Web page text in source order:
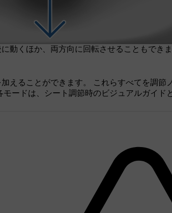
動くほか、両方向に回転させることもでき
えることができます。 これらすべてを調
ードは、シート調節時のビジュアルガイド